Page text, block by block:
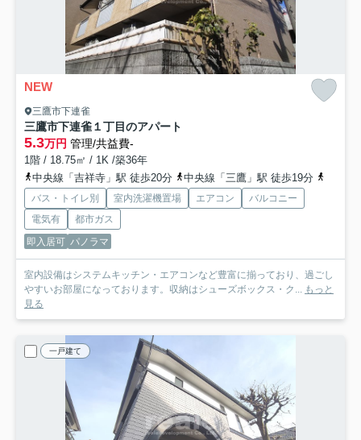
NEW
三鷹市下連雀
三鷹市下連雀１丁目のアパート
5.3万円 管理/共益費-
1階 / 18.75㎡ / 1K /築36年
中央線「吉祥寺」駅 徒歩20分
中央線「三鷹」駅 徒歩19分
バス・トイレ別 室内洗濯機置場 エアコン
バルコニー
電気有
都市ガス
即入居可 パノラマ
室内設備はシステムキッチン・エアコンなど豊富に揃っており、過ごし
やすいお部屋になっております。収納はシューズボックス・ク... もっと
見る
一戸建て